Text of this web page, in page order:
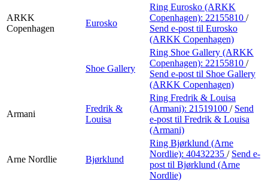
ARKK
Copenhagen
Eurosko
Ring Eurosko (ARKK
Copenhagen): 22155810 /
Send e-post til Eurosko
(ARKK Copenhagen)
Shoe Gallery
Ring Shoe Gallery (ARKK
Copenhagen): 22155810 /
Send e-post til Shoe Gallery
(ARKK Copenhagen)
Armani
Fredrik &
Louisa
Ring Fredrik & Louisa
(Armani): 21519100 / Send
e-post til Fredrik & Louisa
(Armani)
Arne Nordlie Bjørklund
Ring Bjørklund (Arne
Nordlie): 40432235 / Send e-
post til Bjørklund (Arne
Nordlie)